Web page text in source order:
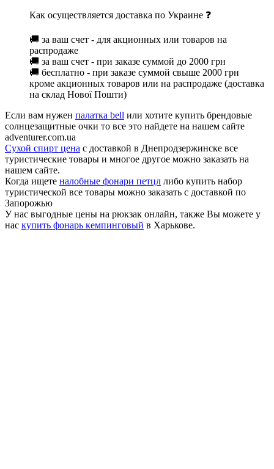
Как осуществляется доставка по Украине ❓
🚚 за ваш счет - для акционных или товаров на
распродаже
🚚 за ваш счет - при заказе суммой до 2000 грн
🚚 бесплатно - при заказе суммой свыше 2000 грн
кроме акционных товаров или на распродаже (доставка
на склад Нової Пошти)
Если вам нужен палатка bell или хотите купить брендовые
солнцезащитные очки то все это найдете на нашем сайте
adventurer.com.ua
Сухой спирт цена с доставкой в Днепродзержинске все
туристические товары и многое другое можно заказать на
нашем сайте.
Когда ищете налобные фонари петцл либо купить набор
туристической все товары можно заказать с доставкой по
Запорожью
У нас выгодные цены на рюкзак онлайн, также Вы можете у
нас купить фонарь кемпинговый в Харькове.